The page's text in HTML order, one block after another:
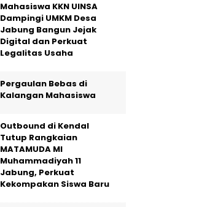
Mahasiswa KKN UINSA
Dampingi UMKM Desa
Jabung Bangun Jejak
Digital dan Perkuat
Legalitas Usaha
Pergaulan Bebas di
Kalangan Mahasiswa
Outbound di Kendal
Tutup Rangkaian
MATAMUDA MI
Muhammadiyah 11
Jabung, Perkuat
Kekompakan Siswa Baru